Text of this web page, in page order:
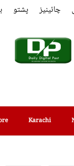
Karachi
پشتو چائینیز